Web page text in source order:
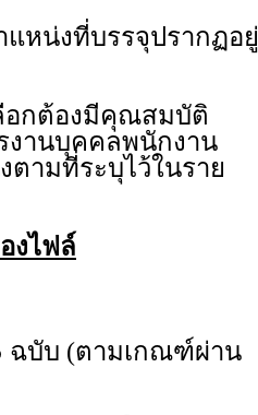
แหน่งที่บรรจุปรากฏอยู่
อกต้องมีคุณสมบัติ
งานบุคคลพนักงาน
ามที่ระบุไว้ในราย
งไฟล์
บับ (ตามเกณฑ์ผ่าน